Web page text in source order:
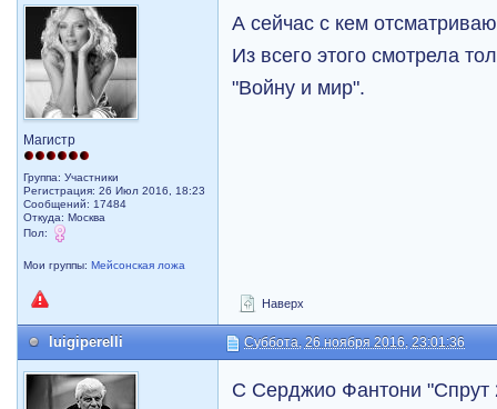
Магистр
Группа: Участники
Регистрация: 26 Июл 2016, 18:23
Сообщений: 17484
Откуда: Москва
Пол:
Мои группы:Мейсонская ложа
А сейчас с кем
Из всего этого смотрела
"Войну и мир".
Наверх
luigiperelli Суббота, 26 ноября 2016, 23:01:36
С Серджио Фантони "Спрут